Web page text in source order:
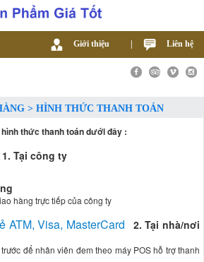
Giới thiệu Liên hệ
> HÌNH THỨC THANH TOÁN
thức thanh toán dưới đây :
1. Tại công ty
hàng trực tiếp của công ty
ATM, Visa, MasterCard
2. Tại nhà/nơi
để nhân viên đem theo máy POS hỗ trợ thanh